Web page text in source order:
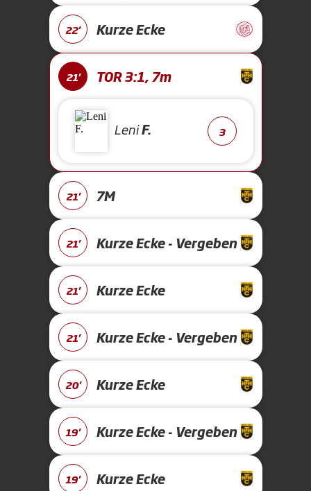
22' Kurze Ecke
21' TOR 3:1, 7m
LeniF. 3
21' 7M
21' Kurze Ecke - Vergeben
21' Kurze Ecke
21' Kurze Ecke - Vergeben
20' Kurze Ecke
19' Kurze Ecke - Vergeben
19' Kurze Ecke